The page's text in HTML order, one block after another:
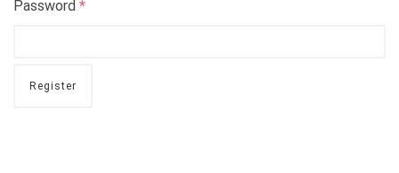
Password *
Register